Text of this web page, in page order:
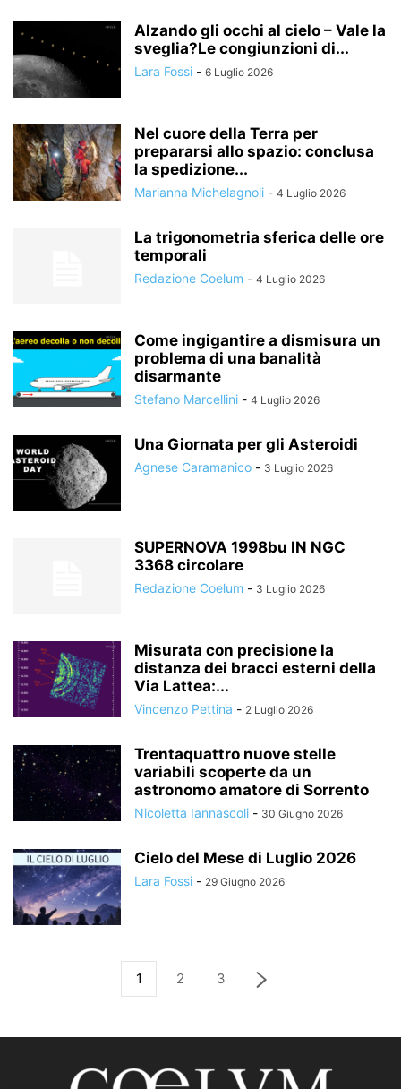
Alzando gli occhi al cielo – Vale la
sveglia?Le congiunzioni di...
Lara Fossi - 6 Luglio 2026
Nel cuore della Terra per
prepararsi allo spazio: conclusa
la spedizione...
Marianna Michelagnoli - 4 Luglio 2026
La trigonometria sferica delle ore
temporali
Redazione Coelum - 4 Luglio 2026
Come ingigantire a dismisura un
problema di una banalità
disarmante
Stefano Marcellini - 4 Luglio 2026
Una Giornata per gli Asteroidi
Agnese Caramanico - 3 Luglio 2026
SUPERNOVA 1998bu IN NGC
3368 circolare
Redazione Coelum - 3 Luglio 2026
Misurata con precisione la
distanza dei bracci esterni della
Via Lattea:...
Vincenzo Pettina - 2 Luglio 2026
Trentaquattro nuove stelle
variabili scoperte da un
astronomo amatore di Sorrento
Nicoletta Iannascoli - 30 Giugno 2026
Cielo del Mese di Luglio 2026
Lara Fossi - 29 Giugno 2026
1 2 3